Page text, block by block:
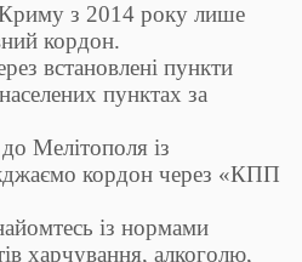
з 2014 року лише
кордон.
встановлені пункти
пунктах за
Мелітополя із
кордон через «КПП
із нормами
харчування, алкоголю,